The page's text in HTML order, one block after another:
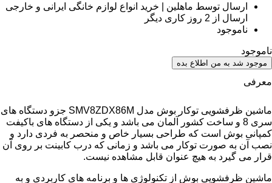
ارسال توسط ماهلین | خرید انواع لوازم خانگی ایرانی و خارجی
ارسال از 2 روز کاری دیگر
ناموجود
ناموجود
موجود شد به من اطلاع بده
معرفی
ماشین ظرفشویی توکار بوش مدل SMV8ZDX86M جزو دستگاه های
سری 8 و ساخت کشور آلمان می باشد و یکی از دستگاه های باکیفت
کمپانی بوش است که طراحی بسیار خاص و منحصر به فردی دارد و
نصب آن به صورت توکار می باشد و زمانی که درب کابینت بر روی آن
قرار می گیرد به هیچ عنوان قابل مشاهده نیست.
ماشین ظرفشویی بوش از تکنولوژی ها و برنامه های کاربردی و به